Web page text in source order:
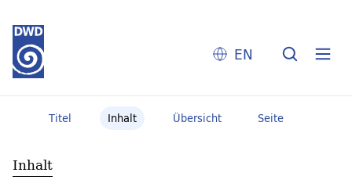
EN
Titel Inhalt Übersicht Seite
Inhalt